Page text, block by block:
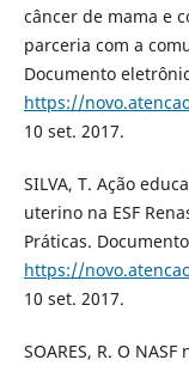
câncer de mama e
parceria com a
Documento
https://
10 set. 2017.
SILVA, T. Ação
uterino na ESF
Práticas.
https://
10 set. 2017.
SOARES, R. O